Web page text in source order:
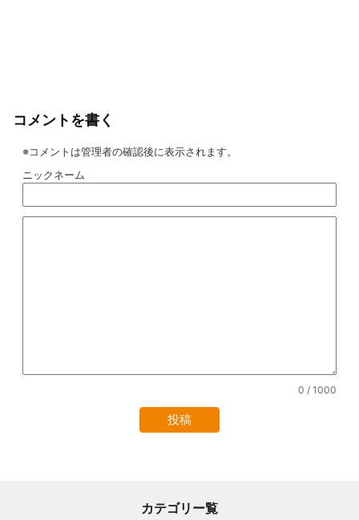
コメントを書く
※コメントは管理者の確認後に表示されます。
ニックネーム
0 / 1000
カテゴリー覧